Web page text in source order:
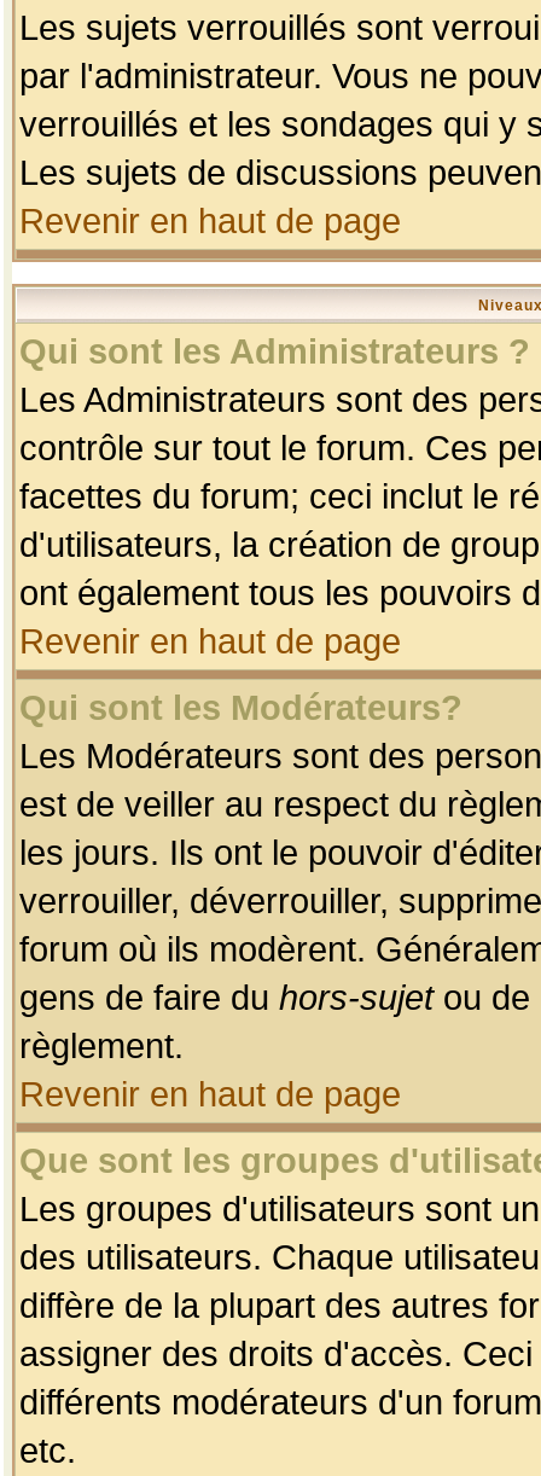
Les sujets verrouillés sont
par l'administrateur. Vous ne
verrouillés et les sondages qui y
Les sujets de discussions
Revenir en haut de page
Qui sont les Administrateurs ?
Les Administrateurs sont des
contrôle sur tout le forum. Ces
facettes du forum; ceci inclut le
d'utilisateurs, la création de
ont également tous les pouvoirs
Revenir en haut de page
Qui sont les Modérateurs?
Les Modérateurs sont des
est de veiller au respect du
les jours. Ils ont le pouvoir
verrouiller, déverrouiller,
forum où ils modèrent.
gens de faire du hors-sujetou de
règlement.
Revenir en haut de page
Que sont les groupes
Les groupes d'utilisateurs sont
des utilisateurs. Chaque
diffère de la plupart des autres
assigner des droits d'accès.
différents modérateurs d'un
etc.